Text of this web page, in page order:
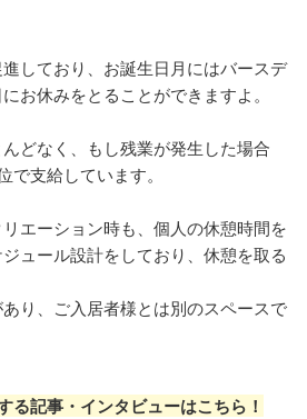
しており、お誕生日月にはバースデ
お休みをとることができますよ。
どなく、もし残業が発生した場合
で支給しています。
エーション時も、個人の休憩時間を
ュール設計をしており、休憩を取る
り、ご入居者様とは別のスペースで
る記事・インタビューはこちら！